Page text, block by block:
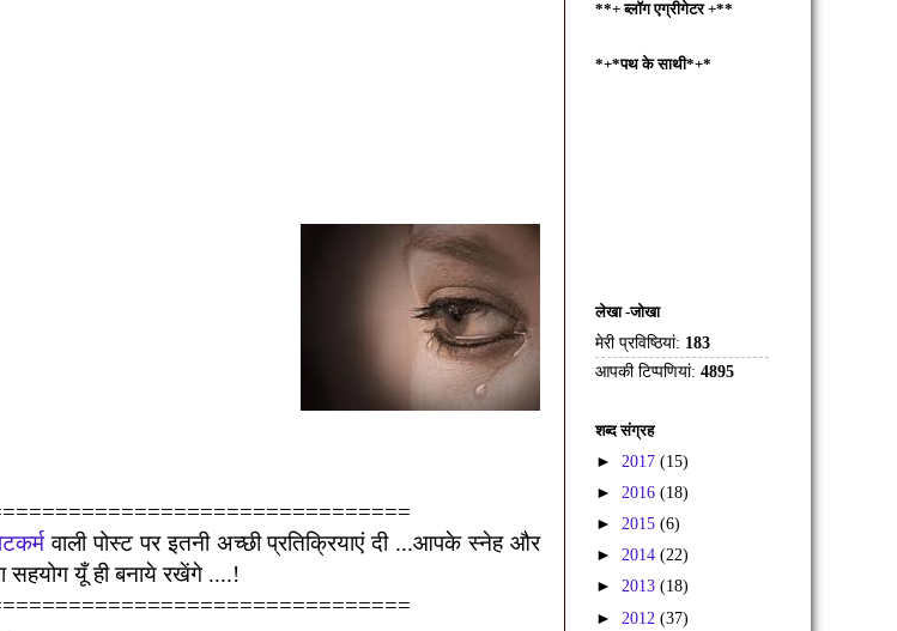
वाली पोस्ट पर इतनी अच्छी प्रतिक्रियाएं दी ...आपके स्नेह और
सहयोग यूँ ही बनाये रखेंगे ....!
**+ ब्लॉग एग्रीगेटर +**
*+*पथ के साथी*+*
लेखा -जोखा
मेरी प्रविष्ठियां: 183
आपकी टिप्पणियां: 4895
शब्द संग्रह
► 2017 (15)
► 2016 (18)
► 2015 (6)
► 2014 (22)
► 2013 (18)
► 2012 (37)